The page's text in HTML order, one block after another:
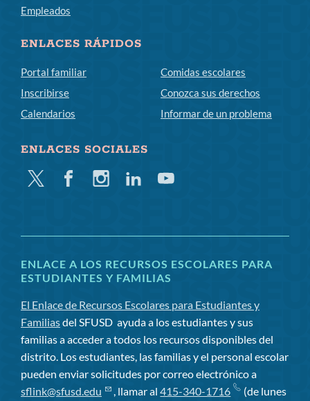
Empleados
ENLACES RÁPIDOS
Portal familiar
Inscribirse
Calendarios
Comidas escolares
Conozca sus derechos
Informar de un problema
ENLACES SOCIALES
Gorjeo FacebookInstagramLinkedInYouTube
ENLACE A LOS RECURSOS ESCOLARES PARA
ESTUDIANTES Y FAMILIAS
El Enlace de Recursos Escolares para Estudiantes y
Familiasdel SFUSD ayuda a los estudiantes y sus
familias a acceder a todos los recursos disponibles del
distrito. Los estudiantes, las familias y el personal escolar
pueden enviar solicitudes por correo electrónico a
sflink@sfusd.edu
, llamar al415-340-1716
(de lunes